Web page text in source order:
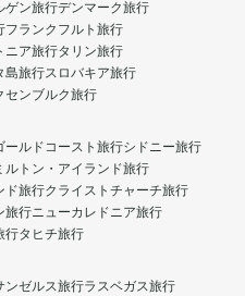
ゲン旅行デンマーク旅行
フランクフルト旅行
ニア旅行タリン旅行
島旅行スロバキア旅行
センブルク旅行
ールドコースト旅行シドニー旅行
ルトン・アイランド旅行
ド旅行クライストチャーチ旅行
旅行ニューカレドニア旅行
行タヒチ旅行
ンゼルス旅行ラスベガス旅行